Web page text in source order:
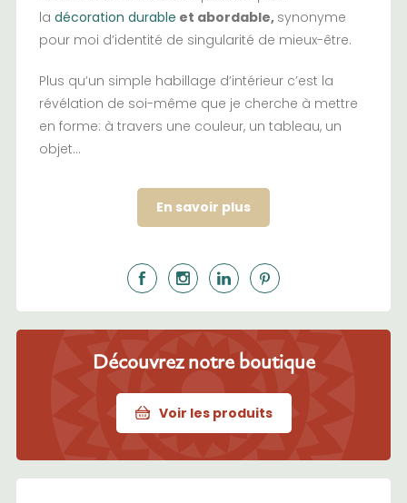
la décoration durable et abordable, synonyme
pour moi d’identité de singularité de mieux-être.
Plus qu’un simple habillage d’intérieur c’est la
révélation de soi-même que je cherche à mettre
en forme: à travers une couleur, un tableau, un
objet…
En savoir plus
Découvrez notre boutique
Voir les produits